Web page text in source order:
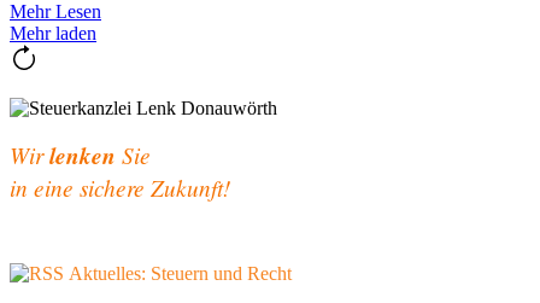
Mehr Lesen
Mehr laden
Wirlenken Sie
in eine sichere Zukunft!
Aktuelles: Steuern und Recht